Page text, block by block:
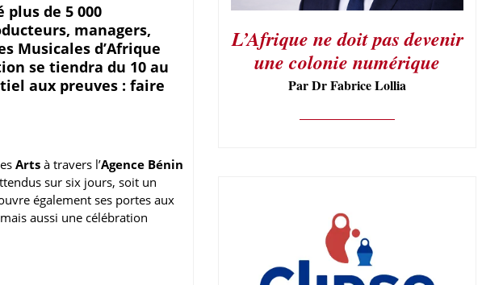
de 5 000
managers,
Musicales d’Afrique
se tiendra du 10 au
aux preuves : faire
Arts à travers l’Agence Bénin
sur six jours, soit un
également ses portes aux
aussi une célébration
L’Afrique ne doit pas devenir
une colonie numérique
Par Dr Fabrice Lollia